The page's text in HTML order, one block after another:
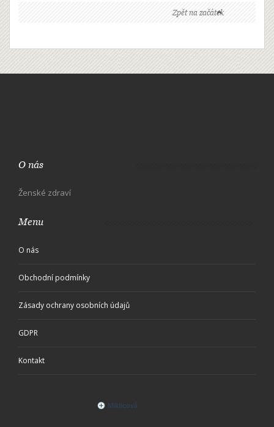
Zpět na začátek
O nás
Ženské zdraví
Menu
O nás
Obchodní podmínky
Zásady ochrany osobních údajů
GDPR
Kontakt